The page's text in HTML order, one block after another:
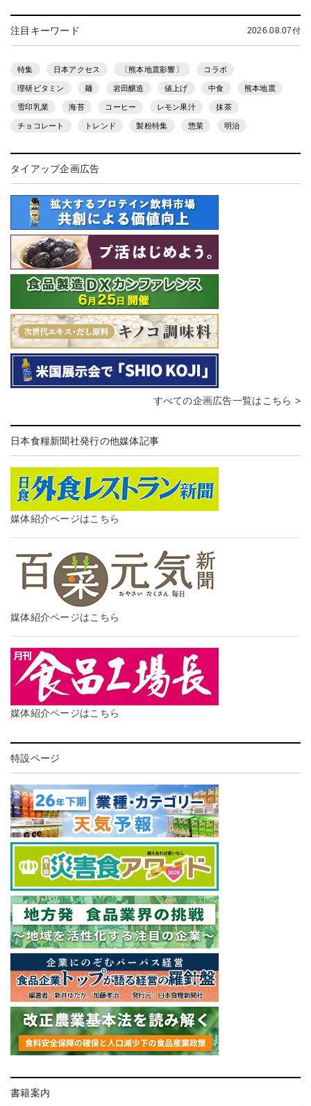
注目キーワード 2026.08.07付
特集 日本アクセス 〔熊本地震影響〕 コラボ
理研ビタミン 麺 岩田醸造 値上げ 中食 熊本地震
雪印乳業 海苔 コーヒー レモン果汁 抹茶
チョコレート トレンド 製粉特集 惣菜 明治
タイアップ企画広告
すべての企画広告一覧はこちら >
日本食糧新聞社発行の他媒体記事
媒体紹介ページはこちら
媒体紹介ページはこちら
媒体紹介ページはこちら
特設ページ
書籍案内